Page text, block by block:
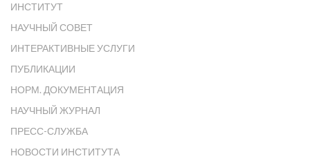
ИНСТИТУТ
НАУЧНЫЙ СОВЕТ
ИНТЕРАКТИВНЫЕ УСЛУГИ
ПУБЛИКАЦИИ
НОРМ. ДОКУМЕНТАЦИЯ
НАУЧНЫЙ ЖУРНАЛ
ПРЕСС-СЛУЖБА
НОВОСТИ ИНСТИТУТА